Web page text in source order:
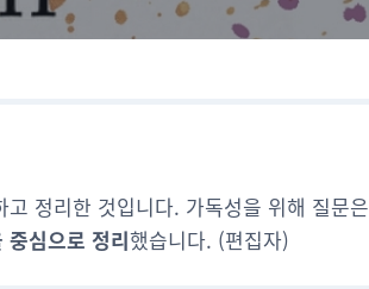
정리한 것입니다. 가독성을 위해 질문은
중심으로 정리했습니다. (편집자)